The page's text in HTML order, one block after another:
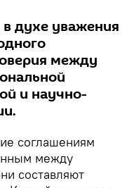
духе уважения
между
и научно-
соглашениям
между
составляют